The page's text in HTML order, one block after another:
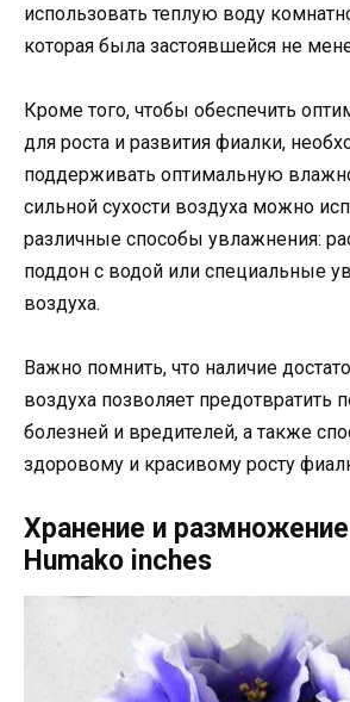
использовать теплую воду
которая была застоявшейся не
Кроме того, чтобы обеспечить
для роста и развития фиалки,
поддерживать оптимальную
сильной сухости воздуха можно
различные способы увлажнения:
поддон с водой или специальные
воздуха.
Важно помнить, что наличие
воздуха позволяет предотвратить
болезней и вредителей, а также
здоровому и красивому росту
Хранение и
Humako inches